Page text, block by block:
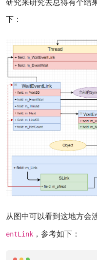
下：
从图中可以看到这地方会
entLink ，参考如下：